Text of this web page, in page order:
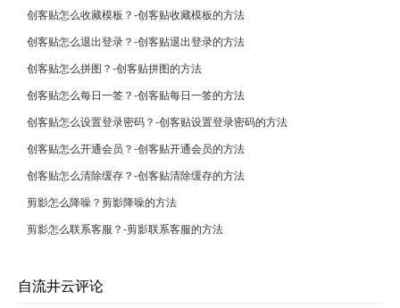
创客贴怎么收藏模板？-创客贴收藏模板的方法
创客贴怎么退出登录？-创客贴退出登录的方法
创客贴怎么拼图？-创客贴拼图的方法
创客贴怎么每日一签？-创客贴每日一签的方法
创客贴怎么设置登录密码？-创客贴设置登录密码的方法
创客贴怎么开通会员？-创客贴开通会员的方法
创客贴怎么清除缓存？-创客贴清除缓存的方法
剪影怎么降噪？剪影降噪的方法
剪影怎么联系客服？-剪影联系客服的方法
自流井云评论